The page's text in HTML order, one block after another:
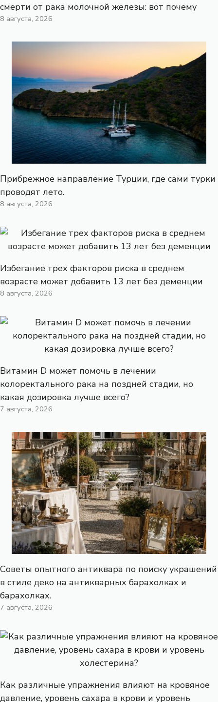
смерти от рака молочной железы: вот почему
8 августа, 2026
Прибрежное направление Турции, где сами турки
проводят лето.
8 августа, 2026
Избегание трех факторов риска в среднем
возрасте может добавить 13 лет без деменции
8 августа, 2026
Витамин D может помочь в лечении
колоректального рака на поздней стадии, но
какая дозировка лучше всего?
7 августа, 2026
Советы опытного антиквара по поиску украшений
в стиле деко на антикварных барахолках и
барахолках.
7 августа, 2026
Как различные упражнения влияют на кровяное
давление, уровень сахара в крови и уровень